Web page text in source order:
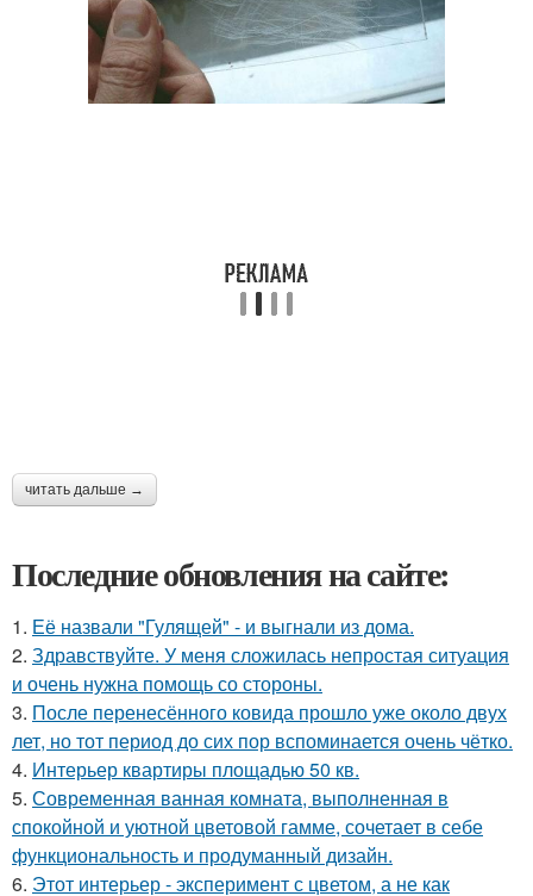
читать дальше →
Последние обновления на сайте:
1. Её назвали "Гулящей" - и выгнали из дома.
2. Здравствуйте. У меня сложилась непростая ситуация
и очень нужна помощь со стороны.
3. После перенесённого ковида прошло уже около двух
лет, но тот период до сих пор вспоминается очень чётко.
4. Интерьер квартиры площадью 50 кв.
5. Современная ванная комната, выполненная в
спокойной и уютной цветовой гамме, сочетает в себе
функциональность и продуманный дизайн.
6. Этот интерьер - эксперимент с цветом, а не как